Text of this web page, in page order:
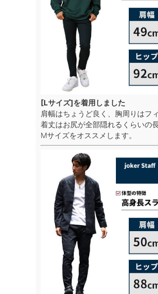
[Lサイズ]を着用しました
肩幅はちょうど良く、胸周りはフ
着丈はお尻が全部隠れるくらいの
Mサイズをオススメします。